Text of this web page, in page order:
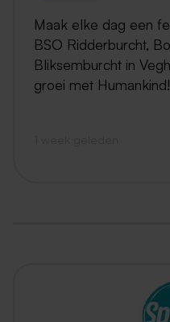
Maak elke dag een
BSO Ridderburcht,
Bliksemburcht in
groei met Humankind!